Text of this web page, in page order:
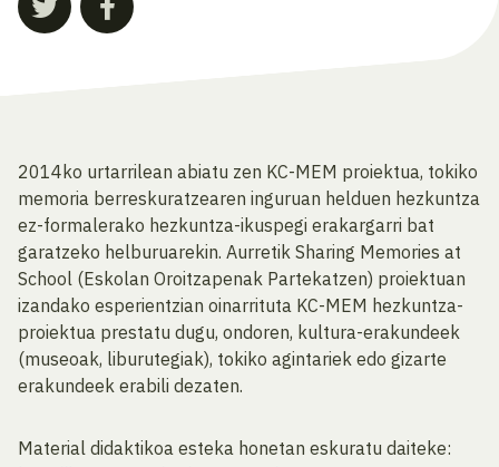
2014ko urtarrilean abiatu zen KC-MEM proiektua, tokiko
memoria berreskuratzearen inguruan helduen hezkuntza
ez-formalerako hezkuntza-ikuspegi erakargarri bat
garatzeko helburuarekin. Aurretik Sharing Memories at
School (Eskolan Oroitzapenak Partekatzen) proiektuan
izandako esperientzian oinarrituta KC-MEM hezkuntza-
proiektua prestatu dugu, ondoren, kultura-erakundeek
(museoak, liburutegiak), tokiko agintariek edo gizarte
erakundeek erabili dezaten.
Material didaktikoa esteka honetan eskuratu daiteke: